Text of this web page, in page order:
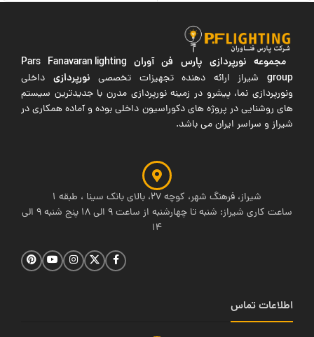
مجموعه نورپردازی پارس فن آوران Pars Fanavaran lighting
groupشیراز ارائه دهنده تجهیزات تخصصی نورپردازی داخلی
ونورپردازی نما، پیشرو در زمینه نورپردازی مدرن با جدیدترین سیستم
های روشنایی در پروژه های دکوراسیون داخلی بوده و آماده همکاری در
شیراز و سراسر ایران می باشد.
شیراز، فرهنگ شهر، کوچه 27، بالای بانک سینا ، طبقه 1
ساعت کاری شیراز: شنبه تا چهارشنبه از ساعت 9 الی 18 پنج شنبه 9 الی
14
اطلاعات تماس